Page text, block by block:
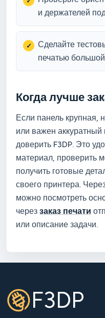
и держателей
Сделайте
печатью
Когда лучше
Если панель крупная,
или важен
доверить F3DP. Это
материал, проверить
получить готовые
своего принтера.
можно посмотреть
через заказ печати
или описание задачи.
F3DP